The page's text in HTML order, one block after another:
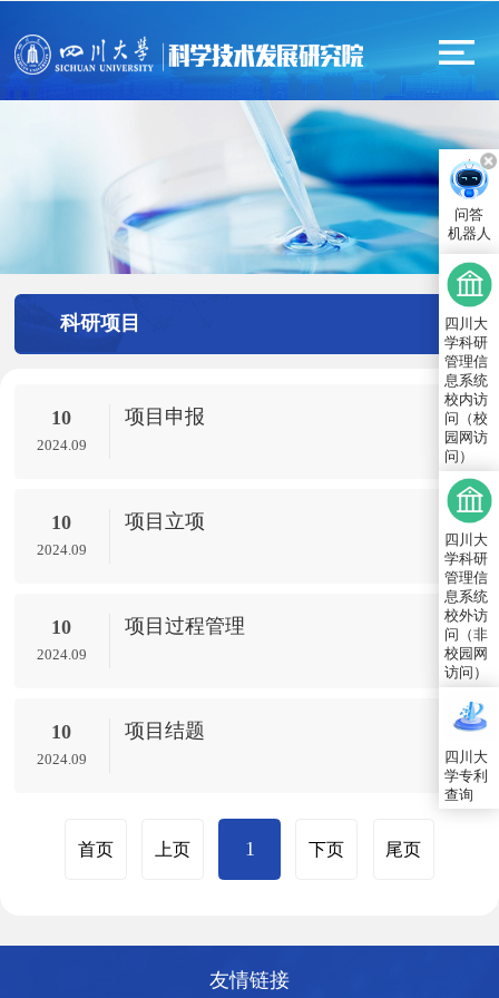
科研项目
10
2024.09
项目申报
10
2024.09
项目立项
10
2024.09
项目过程管理
10
2024.09
项目结题
首页 上页 1 下页 尾页
友情链接
问答
机器人
四川大
学科研
管理信
息系统
校内访
问（校
园网访
问）
四川大
学科研
管理信
息系统
校外访
问（非
校园网
访问）
四川大
学专利
查询